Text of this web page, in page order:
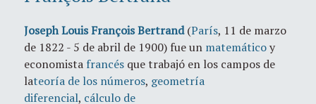
Joseph Louis François Bertrand(París, 11 de marzo
de 1822 - 5 de abril de 1900) fue un matemáticoy
economista francés que trabajó en los campos de
lateoría de los números, geometría
diferencial, cálculo de